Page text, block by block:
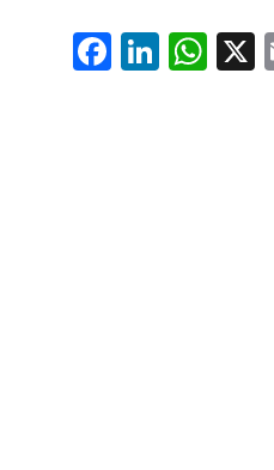
Fa
ce
Li
nk
W
ha
X